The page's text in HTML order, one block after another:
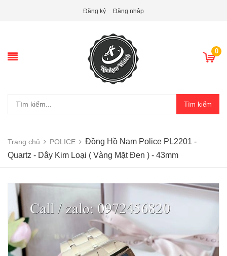
Đăng ký Đăng nhập
0
Tìm kiếm
Trang chủ POLICE
Đồng Hồ Nam Police PL2201 -
Quartz - Dây Kim Loại ( Vàng Mặt Đen ) - 43mm